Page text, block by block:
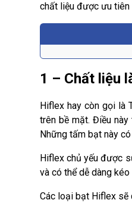
chất liệu được ưu
1 – Chất liệu
Hiflex hay còn gọi là
trên bề mặt. Điều
Những tấm bạt này
Hiflex chủ yếu được
và có thể dễ dàng
Các loại bạt Hiflex sẽ